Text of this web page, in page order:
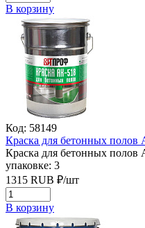
В корзину
Код: 58149
Краска для бетонных полов
Краска для бетонных полов
упаковке: 3
1315 RUB ₽/шт
В корзину